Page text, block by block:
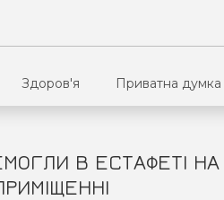
Здоров'я Приватна думка
В кулуарах
В ЕСТАФЕТІ НА